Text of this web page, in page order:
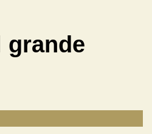
grande